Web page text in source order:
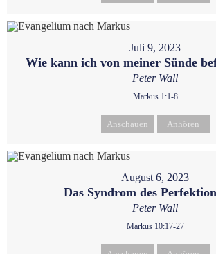
Juli 9, 2023
Wie kann ich von meiner Sünde
Peter Wall
Markus 1:1-8
Anschauen Anhören
August 6, 2023
Das Syndrom des
Peter Wall
Markus 10:17-27